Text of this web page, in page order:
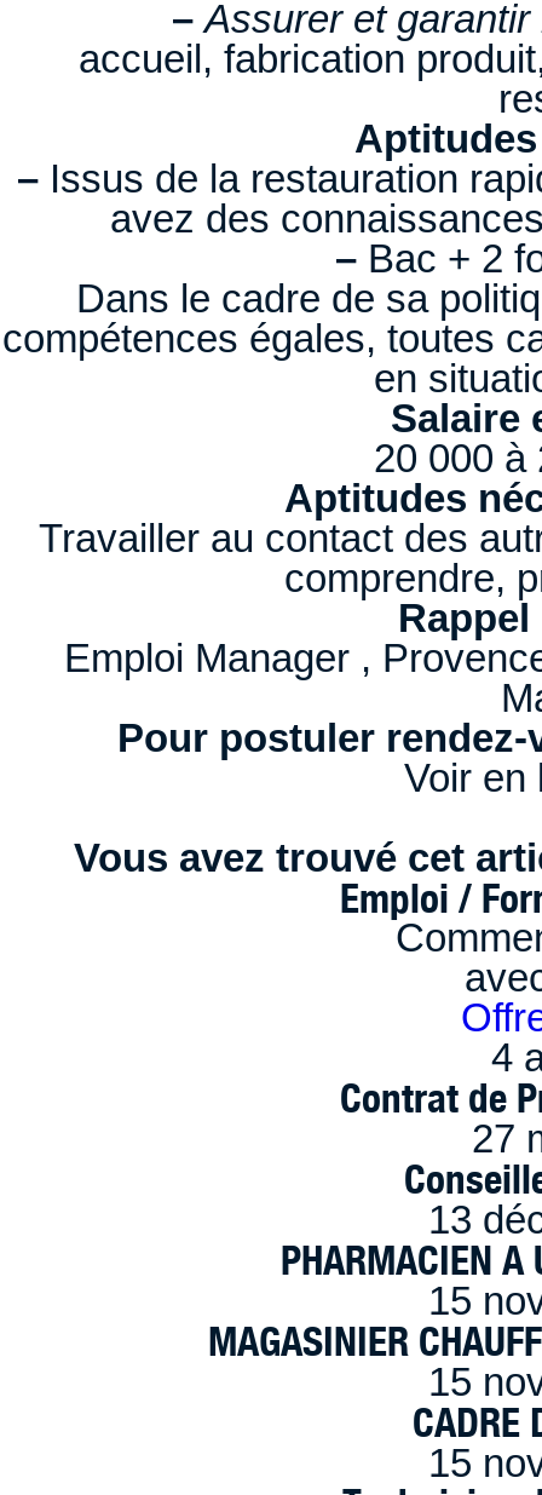
– Assurer et
accueil, fabrication
– Issus de la restauration
avez des
– Bac + 2
Dans le cadre de sa
compétences égales, toutes
en
Salaire
20 000 à
Aptitudes
Travailler au contact des
comprendre,
Emploi Manager ,
Pour postuler rendez-
Voir
Vous avez trouvé cet
Emploi /
4
Contrat de
27
13
PHARMACIEN A
15
MAGASINIER
15
CADRE
15